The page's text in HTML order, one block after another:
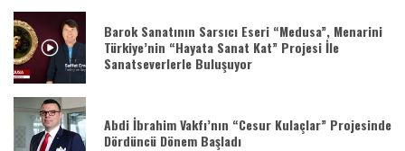
Barok Sanatının Sarsıcı Eseri “Medusa”, Menarini
Türkiye’nin “Hayata Sanat Kat” Projesi İle
Sanatseverlerle Buluşuyor
Abdi İbrahim Vakfı’nın “Cesur Kulaçlar” Projesinde
Dördüncü Dönem Başladı